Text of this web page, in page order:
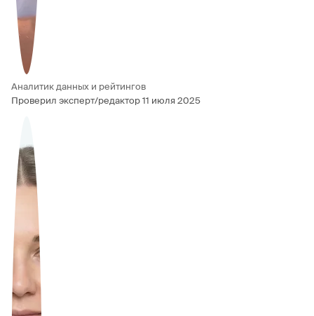
Аналитик данных и рейтингов
Проверил эксперт/редактор11 июля 2025